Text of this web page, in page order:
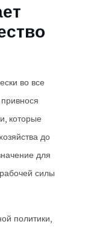
во все
которые
до
для
силы
политики,